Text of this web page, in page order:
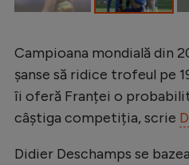
Intră în cont
Creează cont
Campioana mondială din
șanse să ridice trofeul pe
îi oferă Franței o
câștiga competiția, scrie
Didier Deschamps se